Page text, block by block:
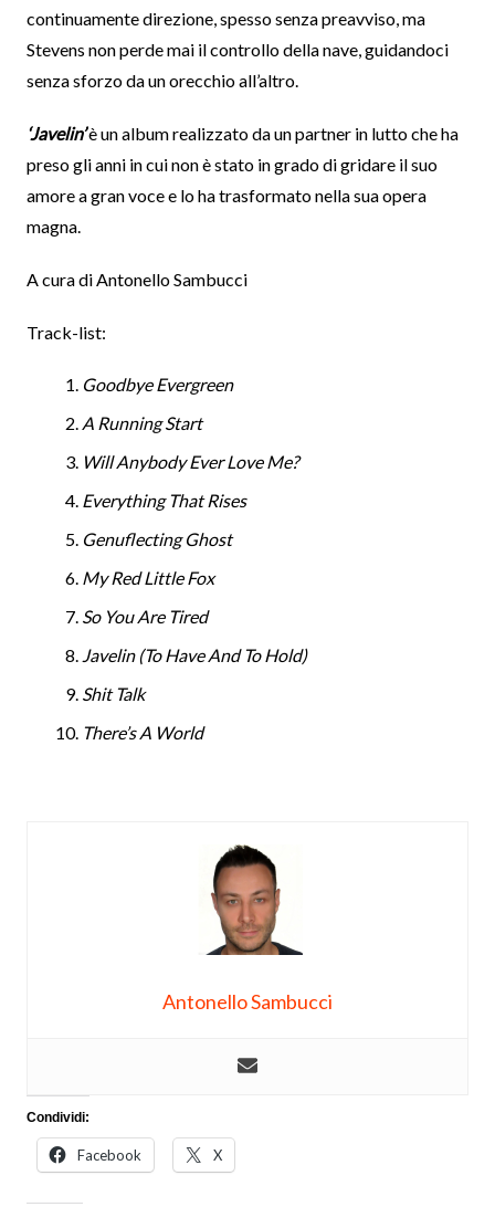
continuamente direzione, spesso senza preavviso, ma
Stevens non perde mai il controllo della nave, guidandoci
senza sforzo da un orecchio all’altro.
‘Javelin’è un album realizzato da un partner in lutto che ha
preso gli anni in cui non è stato in grado di gridare il suo
amore a gran voce e lo ha trasformato nella sua opera
magna.
A cura di Antonello Sambucci
Track-list:
Goodbye Evergreen
A Running Start
Will Anybody Ever Love Me?
Everything That Rises
Genuflecting Ghost
My Red Little Fox
So You Are Tired
Javelin (To Have And To Hold)
Shit Talk
There’s A World
Antonello Sambucci
Condividi:
Facebook X